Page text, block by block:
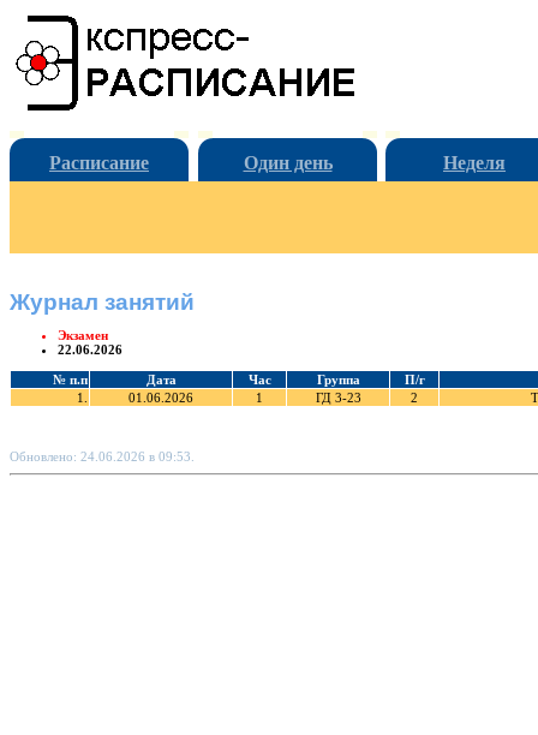
Расписание Один день Неделя
Журнал занятий
Экзамен
22.06.2026
№ п.п Дата Час Группа
П/г
1.
01.06.2026 1 ГД 3-23 2
Обновлено: 24.06.2026 в 09:53.